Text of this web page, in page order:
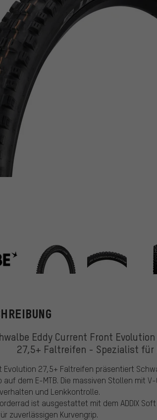
Schwalbe
Eddy Current Front
27,5+ Faltreifen - Spezialist für
Evolution 27,5+ Faltreifen präsentiert
auf dem E-MTB. Die massiven Stollen mit
und Lenkkontrolle.
ist ausgestattet mit dem ADDIX
zuverlässigen Kurvengrip.